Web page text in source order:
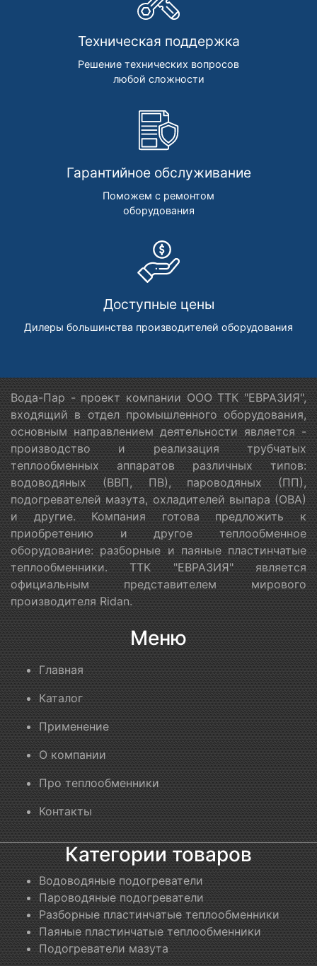
Техническая поддержка
Решение технических вопросов
любой сложности
Гарантийное обслуживание
Поможем с ремонтом
оборудования
Доступные цены
Дилеры большинства производителей оборудования
Вода-Пар - проект компании ООО ТТК "ЕВРАЗИЯ",
входящий в отдел промышленного оборудования,
основным направлением деятельности является -
производство и реализация трубчатых
теплообменных аппаратов различных типов:
водоводяных (ВВП, ПВ), пароводяных (ПП),
подогревателей мазута, охладителей выпара (ОВА)
и другие. Компания готова предложить к
приобретению и другое теплообменное
оборудование: разборные и паяные пластинчатые
теплообменники. ТТК "ЕВРАЗИЯ" является
официальным представителем мирового
производителя Ridan.
Меню
Главная
Каталог
Применение
О компании
Про теплообменники
Контакты
Категории товаров
Водоводяные подогреватели
Пароводяные подогреватели
Разборные пластинчатые теплообменники
Паяные пластинчатые теплообменники
Подогреватели мазута